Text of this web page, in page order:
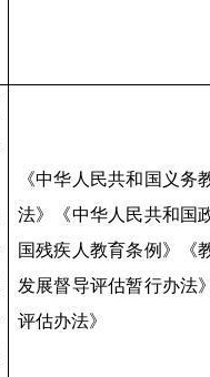
《中华人民共和国义
法》《中华人民共和国
国残疾人教育条例》《
发展督导评估暂行办法
评估办法》